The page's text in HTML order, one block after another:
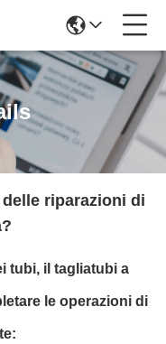
riparazioni di
tubi, il tagliatubi a
le operazioni di